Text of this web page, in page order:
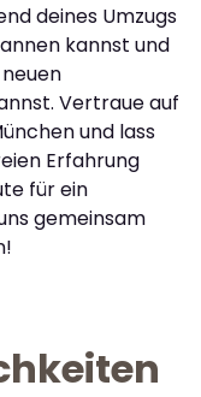
deines Umzugs
kannst und
Vertraue auf
und lass
Erfahrung
für ein
gemeinsam